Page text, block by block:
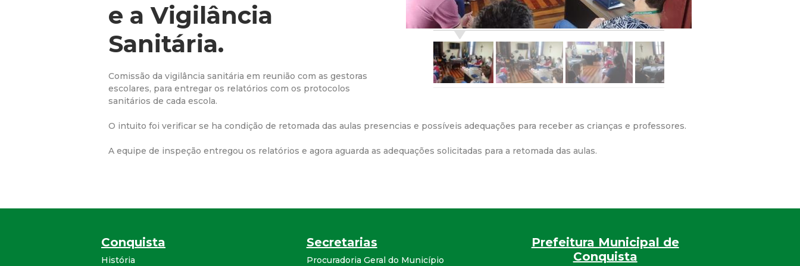
M
n
p
e a Vigilância
Sanitária.
Comissão da vigilância sanitária em reunião com as gestoras
escolares, para entregar os relatórios com os protocolos
sanitários de cada escola.
O intuito foi verificar se ha condição de retomada das aulas presencias e possíveis adequações para receber as crianças e professores.
A equipe de inspeção entregou os relatórios e agora aguarda as adequações solicitadas para a retomada das aulas.
Conquista
História
Secretarias
Procuradoria Geral do Município
Prefeitura Municipal de
Conquista